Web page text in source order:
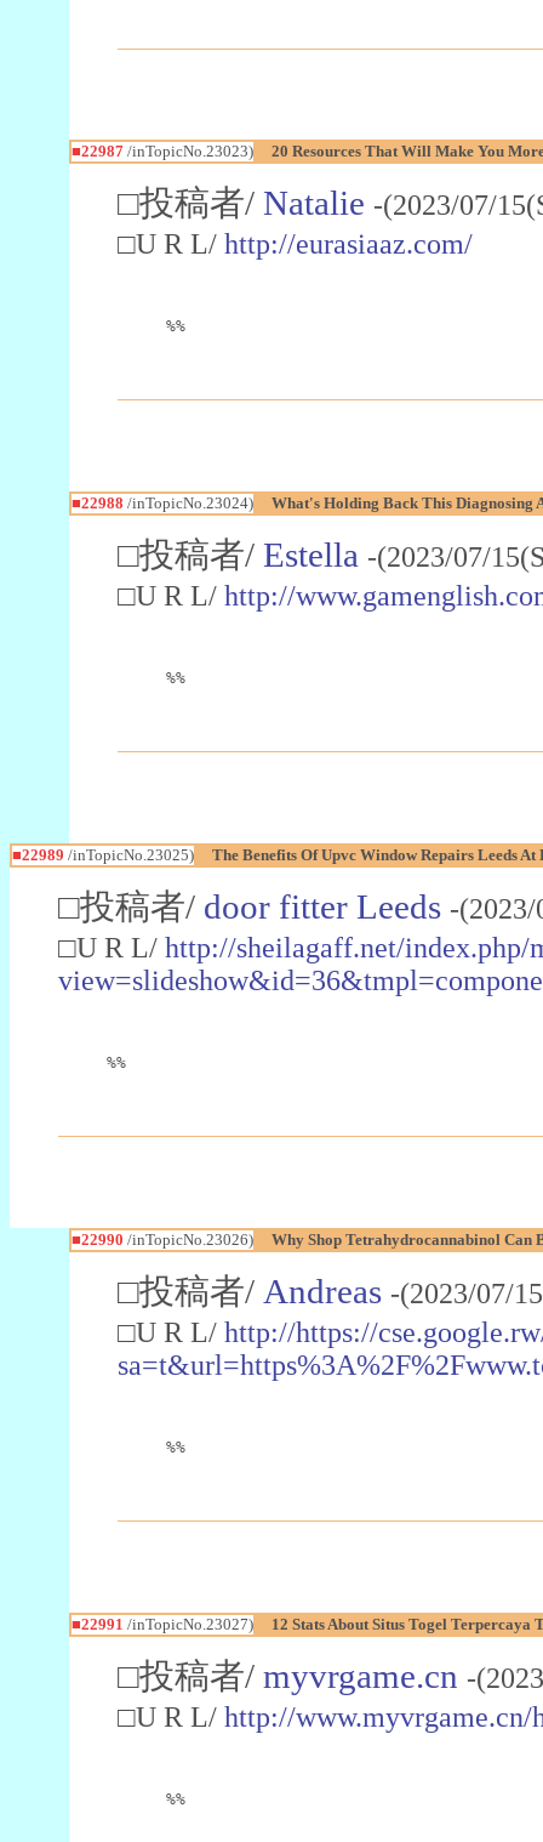
■22987/inTopicNo.23023) 20 Resources That Will Make You
□投稿者/ Natalie -(2023/07/
□U R L/ http://eurasiaaz.com/
%%
■22988 /inTopicNo.23024) What's Holding Back This Diagnosing
□投稿者/ Estella -(2023/07/
□U R L/ http://
%%
■22989 /inTopicNo.23025) The Benefits Of Upvc Window Repairs Leeds
□投稿者/ door fitter Leeds -
□U R L/ http://sheilagaff.net/index.php/
%%
■22990 /inTopicNo.23026) Why Shop Tetrahydrocannabinol Can
□投稿者/ Andreas -(2023/07/
□U R L/ http://https://
%%
■22991 /inTopicNo.23027) 12 Stats About Situs Togel Terpercaya
□投稿者/ myvrgame.cn -
□U R L/ http://www.myvrgame.cn/
%%